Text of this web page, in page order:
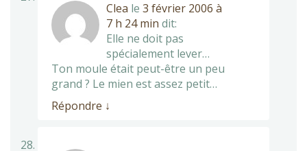
Clea le 3 février 2006 à
7 h 24 min dit:
Elle ne doit pas
spécialement lever…
Ton moule était peut-être un peu
grand ? Le mien est assez petit…
Répondre ↓